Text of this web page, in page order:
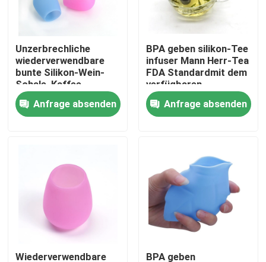
Qualitätskontrolle
Treten Sie mit uns in Verbindung
Formen Sie Silikon-Form
Eis-Würfel-Silikon-Formen
Kuchen-Silikon-Formen
Unzerbrechliche
wiederverwendbare
bunte Silikon-Wein-
Schale, Kaffee-
Silikon-Wein-Gläser
Anfrage absenden
BPA geben silikon-Tee
infuser Mann Herr-Tea
FDA Standardmit dem
verfügbaren
Kastenpaket frei
Anfrage absenden
Wiederverwendbare BPA geben